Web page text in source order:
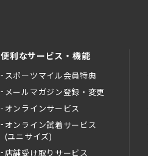
便利なサービス・機能
スポーツマイル会員特典
メールマガジン登録・変更
オンラインサービス
オンライン試着サービス
(ユニサイズ)
店舗受け取りサービス